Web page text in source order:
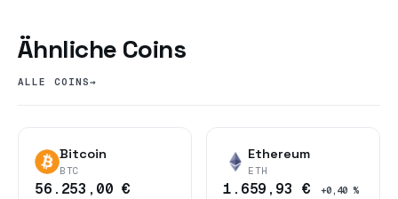
Ähnliche Coins
ALLE COINS→
Bitcoin
BTC
56.253,00 €
Ethereum
ETH
1.659,93 € +0,40 %